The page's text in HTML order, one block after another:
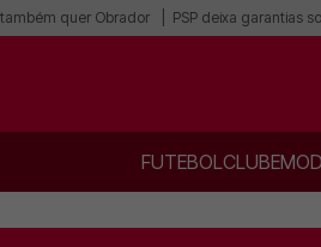
quer Obrador PSP deixa garantias
FUTEBOLCLUBE